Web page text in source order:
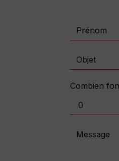
Combien